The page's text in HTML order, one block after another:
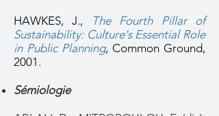
HAWKES, J.,
The Fourth Pillar of
Sustainability: Culture's Essential Role
in Public Planning, Common Ground,
2001.
Sémiologie